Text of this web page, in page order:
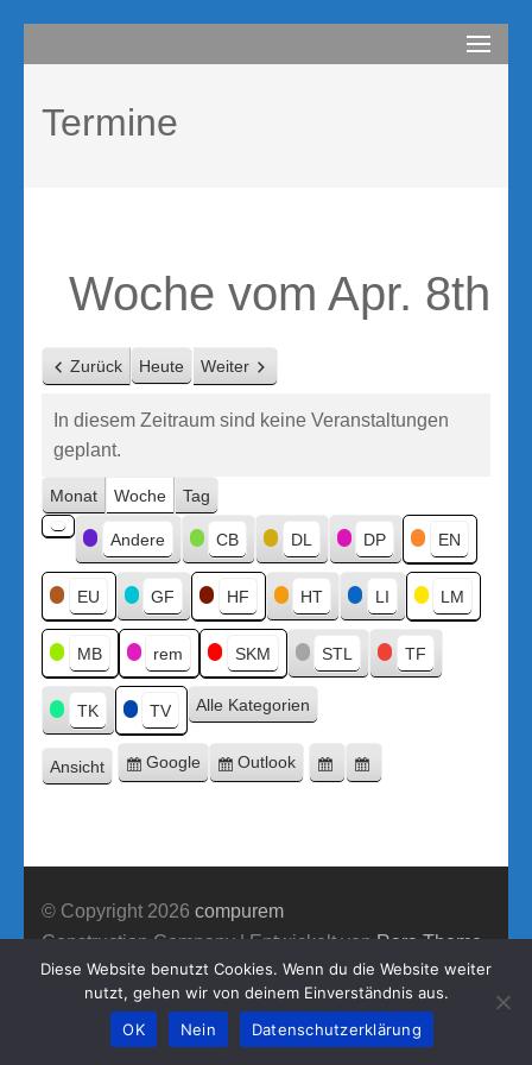
Inhalt
(Enter
drücken)
compurem
Termine
Woche vom Apr. 8th
Zurück Heute Weiter
In diesem Zeitraum sind keine Veranstaltungen
geplant.
Monat Woche Tag
Kategorien
Kategorie
ohne
Titel
Andere CB DL DP EN
EU GF HF HT LI LM
MB rem SKM STL TF
TK TV Alle Kategorien
Ansicht ausdrucken
Eintragen
Google
Eintragen
Outlook
Google-
© Copyright 2026 compurem
Construction Company | Entwickelt von Rara Theme
Präsentiert von WordPress.
Diese Website benutzt Cookies. Wenn du die Website weiter
nutzt, gehen wir von deinem Einverständnis aus.
OK
Nein Datenschutzerklärung